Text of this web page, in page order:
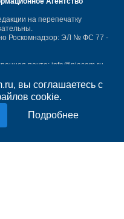
вы соглашаетесь с
cookie.
Подробнее
на перепечатку
Роскомнадзор: ЭЛ № ФС 77 -
почта: info@niasam.ru